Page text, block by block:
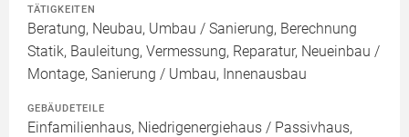
TÄTIGKEITEN
Beratung, Neubau, Umbau / Sanierung, Berechnung
Statik, Bauleitung, Vermessung, Reparatur, Neueinbau /
Montage, Sanierung / Umbau, Innenausbau
GEBÄUDETEILE
Einfamilienhaus, Niedrigenergiehaus / Passivhaus,